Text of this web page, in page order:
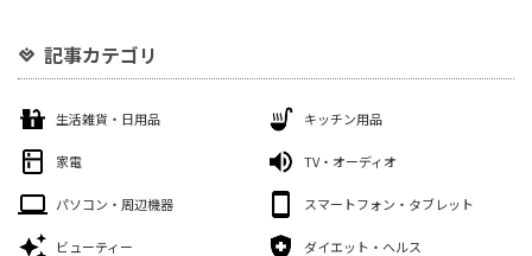
記事カテゴリ
生活雑貨・日用品 キッチン用品
家電 TV・オーディオ
パソコン・周辺機器 スマートフォン・タブレット
ビューティー ダイエット・ヘルス